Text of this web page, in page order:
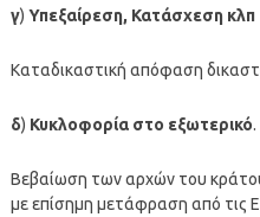
γ) Υπεξαίρεση, Κατάσχεση κλπ
Καταδικαστική απόφαση
δ) Κυκλοφορία στο εξωτερικό.
Βεβαίωση των αρχών του
με επίσημη μετάφραση από τις